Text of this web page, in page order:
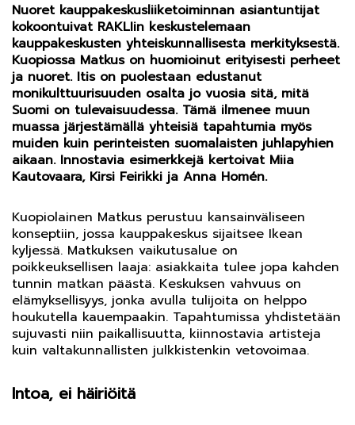
Nuoret kauppakeskusliiketoiminnan asiantuntijat
kokoontuivat RAKLIin keskustelemaan
kauppakeskusten yhteiskunnallisesta merkityksestä.
Kuopiossa Matkus on huomioinut erityisesti perheet
ja nuoret. Itis on puolestaan edustanut
monikulttuurisuuden osalta jo vuosia sitä, mitä
Suomi on tulevaisuudessa. Tämä ilmenee muun
muassa järjestämällä yhteisiä tapahtumia myös
muiden kuin perinteisten suomalaisten juhlapyhien
aikaan. Innostavia esimerkkejä kertoivat Miia
Kautovaara, Kirsi Feirikki ja Anna Homén.
Kuopiolainen Matkus perustuu kansainväliseen
konseptiin, jossa kauppakeskus sijaitsee Ikean
kyljessä. Matkuksen vaikutusalue on
poikkeuksellisen laaja: asiakkaita tulee jopa kahden
tunnin matkan päästä. Keskuksen vahvuus on
elämyksellisyys, jonka avulla tulijoita on helppo
houkutella kauempaakin. Tapahtumissa yhdistetään
sujuvasti niin paikallisuutta, kiinnostavia artisteja
kuin valtakunnallisten julkkistenkin vetovoimaa.
Intoa, ei häiriöitä